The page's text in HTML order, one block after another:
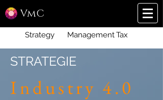
VmC
Strategy ManagementTax
STRATEGIE
Industry 4.0